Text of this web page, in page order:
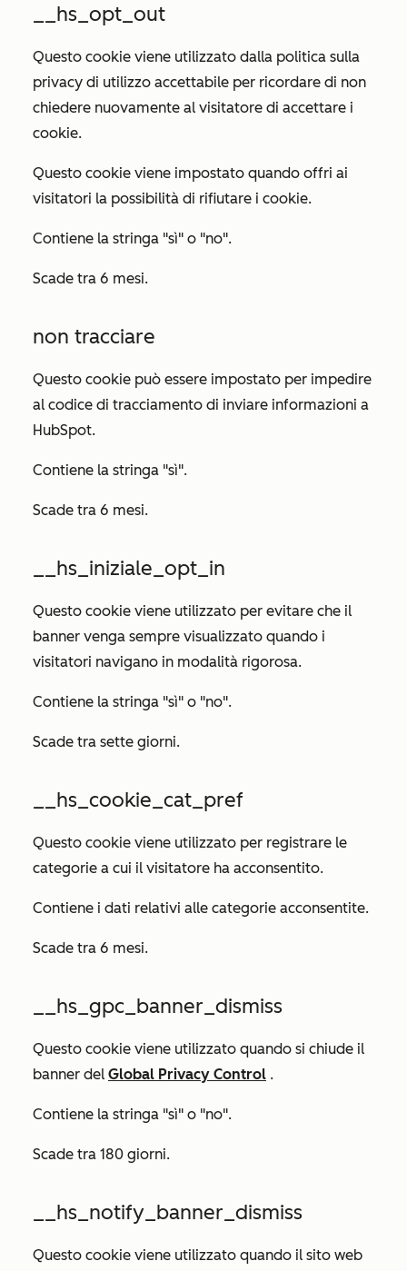
__hs_opt_out
Questo cookie viene utilizzato dalla politica sulla
privacy di utilizzo accettabile per ricordare di non
chiedere nuovamente al visitatore di accettare i
cookie.
Questo cookie viene impostato quando offri ai
visitatori la possibilità di rifiutare i cookie.
Contiene la stringa "sì" o "no".
Scade tra 6 mesi.
non tracciare
Questo cookie può essere impostato per impedire
al codice di tracciamento di inviare informazioni a
HubSpot.
Contiene la stringa "sì".
Scade tra 6 mesi.
__hs_iniziale_opt_in
Questo cookie viene utilizzato per evitare che il
banner venga sempre visualizzato quando i
visitatori navigano in modalità rigorosa.
Contiene la stringa "sì" o "no".
Scade tra sette giorni.
__hs_cookie_cat_pref
Questo cookie viene utilizzato per registrare le
categorie a cui il visitatore ha acconsentito.
Contiene i dati relativi alle categorie acconsentite.
Scade tra 6 mesi.
__hs_gpc_banner_dismiss
Questo cookie viene utilizzato quando si chiude il
banner del Global Privacy Control .
Contiene la stringa "sì" o "no".
Scade tra 180 giorni.
__hs_notify_banner_dismiss
Questo cookie viene utilizzato quando il sito web